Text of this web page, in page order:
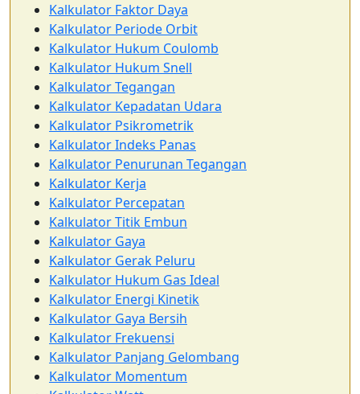
Kalkulator Faktor Daya
Kalkulator Periode Orbit
Kalkulator Hukum Coulomb
Kalkulator Hukum Snell
Kalkulator Tegangan
Kalkulator Kepadatan Udara
Kalkulator Psikrometrik
Kalkulator Indeks Panas
Kalkulator Penurunan Tegangan
Kalkulator Kerja
Kalkulator Percepatan
Kalkulator Titik Embun
Kalkulator Gaya
Kalkulator Gerak Peluru
Kalkulator Hukum Gas Ideal
Kalkulator Energi Kinetik
Kalkulator Gaya Bersih
Kalkulator Frekuensi
Kalkulator Panjang Gelombang
Kalkulator Momentum